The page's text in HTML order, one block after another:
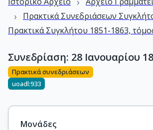
› Πρακτικά Συνεδριάσεων
Πρακτικά Συγκλήτου 1851-1863,
Συνεδρίαση: 28 Ιανουαρίου
Πρακτικά συνεδριάσεων
uoadl:933
Μονάδες